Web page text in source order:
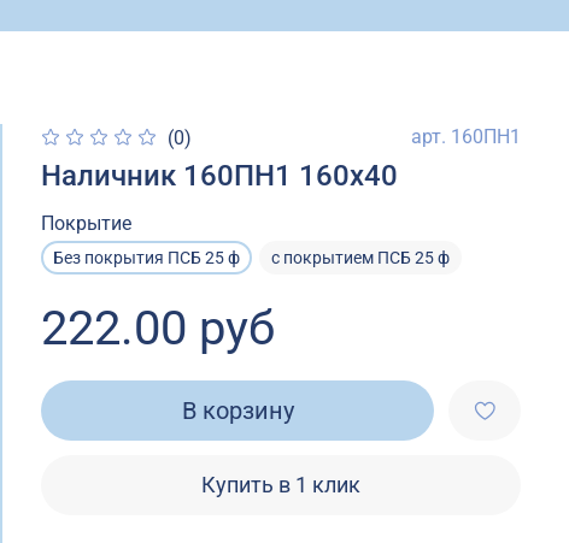
(0) арт. 160ПН1
Наличник 160ПН1 160х40
Покрытие
Без покрытия ПСБ 25 ф с покрытием ПСБ 25 ф
222.00 руб
В корзину
Купить в 1 клик